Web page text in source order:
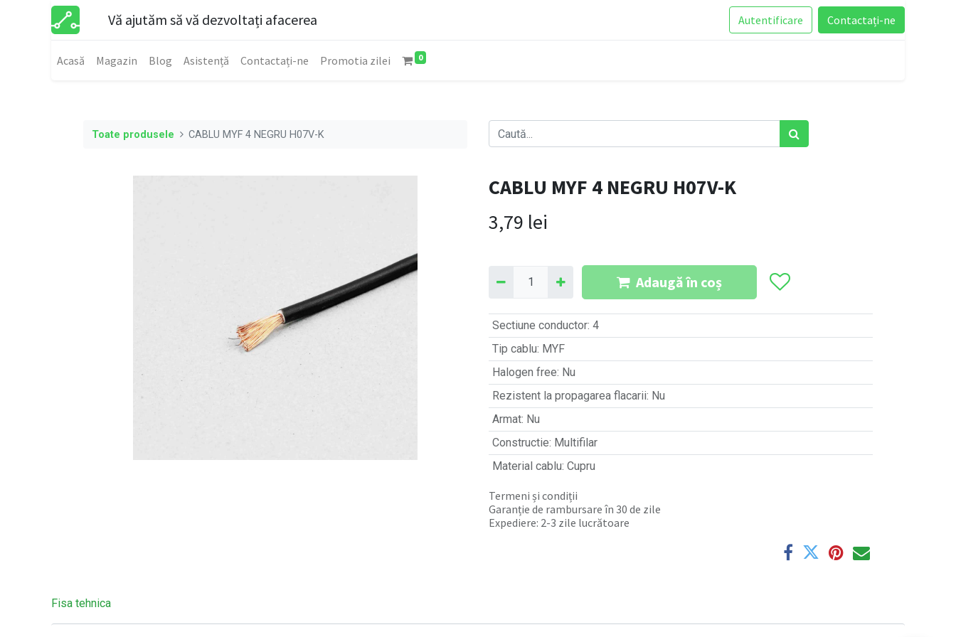
Vă ajutăm să vă dezvoltați afacerea Autentificare Contactați-ne
Acasă Magazin Blog Asistență Contactați-ne Promotia zilei 0
Toate produsele CABLU MYF 4 NEGRU H07V-K
CABLU MYF 4 NEGRU H07V-K
3,79 lei
Adaugă în coș
Sectiune conductor: 4
Tip cablu: MYF
Halogen free: Nu
Rezistent la propagarea flacarii: Nu
Armat: Nu
Constructie: Multifilar
Material cablu: Cupru
Termeni și condiții
Garanție de rambursare în 30 de zile
Expediere: 2-3 zile lucrătoare
Fisa tehnica